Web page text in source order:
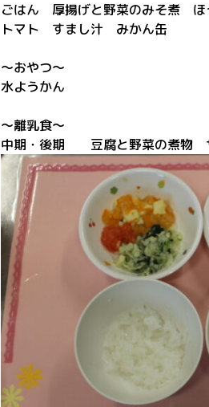
ごはん 厚揚げと野菜のみそ煮 ほ
トマト すまし汁 みかん缶
～おやつ～
水ようかん
～離乳食～
中期・後期 豆腐と野菜の煮物